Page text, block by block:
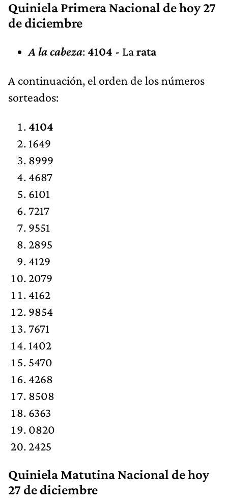
Quiniela Primera Nacional de hoy 27
de diciembre
A la cabeza:4104 - Larata
A continuación, el orden de los números
sorteados:
4104
1649
8999
4687
6101
7217
9551
2895
4129
2079
4162
9854
7671
1402
5470
4268
8508
6363
0820
2425
Quiniela Matutina Nacional de hoy
27 de diciembre